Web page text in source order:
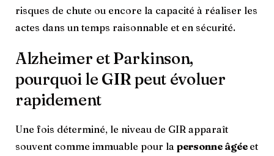
risques de chute ou encore la capacité à réaliser les
actes dans un temps raisonnable et en sécurité.
Alzheimer et Parkinson,
pourquoi le GIR peut évoluer
rapidement
Une fois déterminé, le niveau de GIR apparaît
souvent comme immuable pour la personne âgée et